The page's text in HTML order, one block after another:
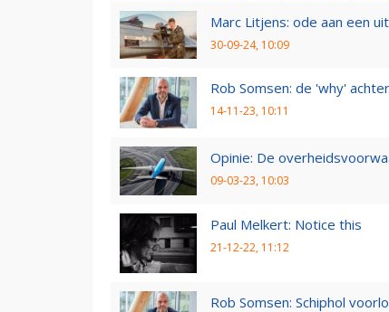
Marc Litjens: ode aan een
30-09-24, 10:09
Rob Somsen: de 'why'
14-11-23, 10:11
Opinie: De
09-03-23, 10:03
Paul Melkert: Notice this
21-12-22, 11:12
Rob Somsen: Schiphol